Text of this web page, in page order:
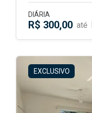
DIÁRIA
R$ 300,00 até
EXCLUSIVO